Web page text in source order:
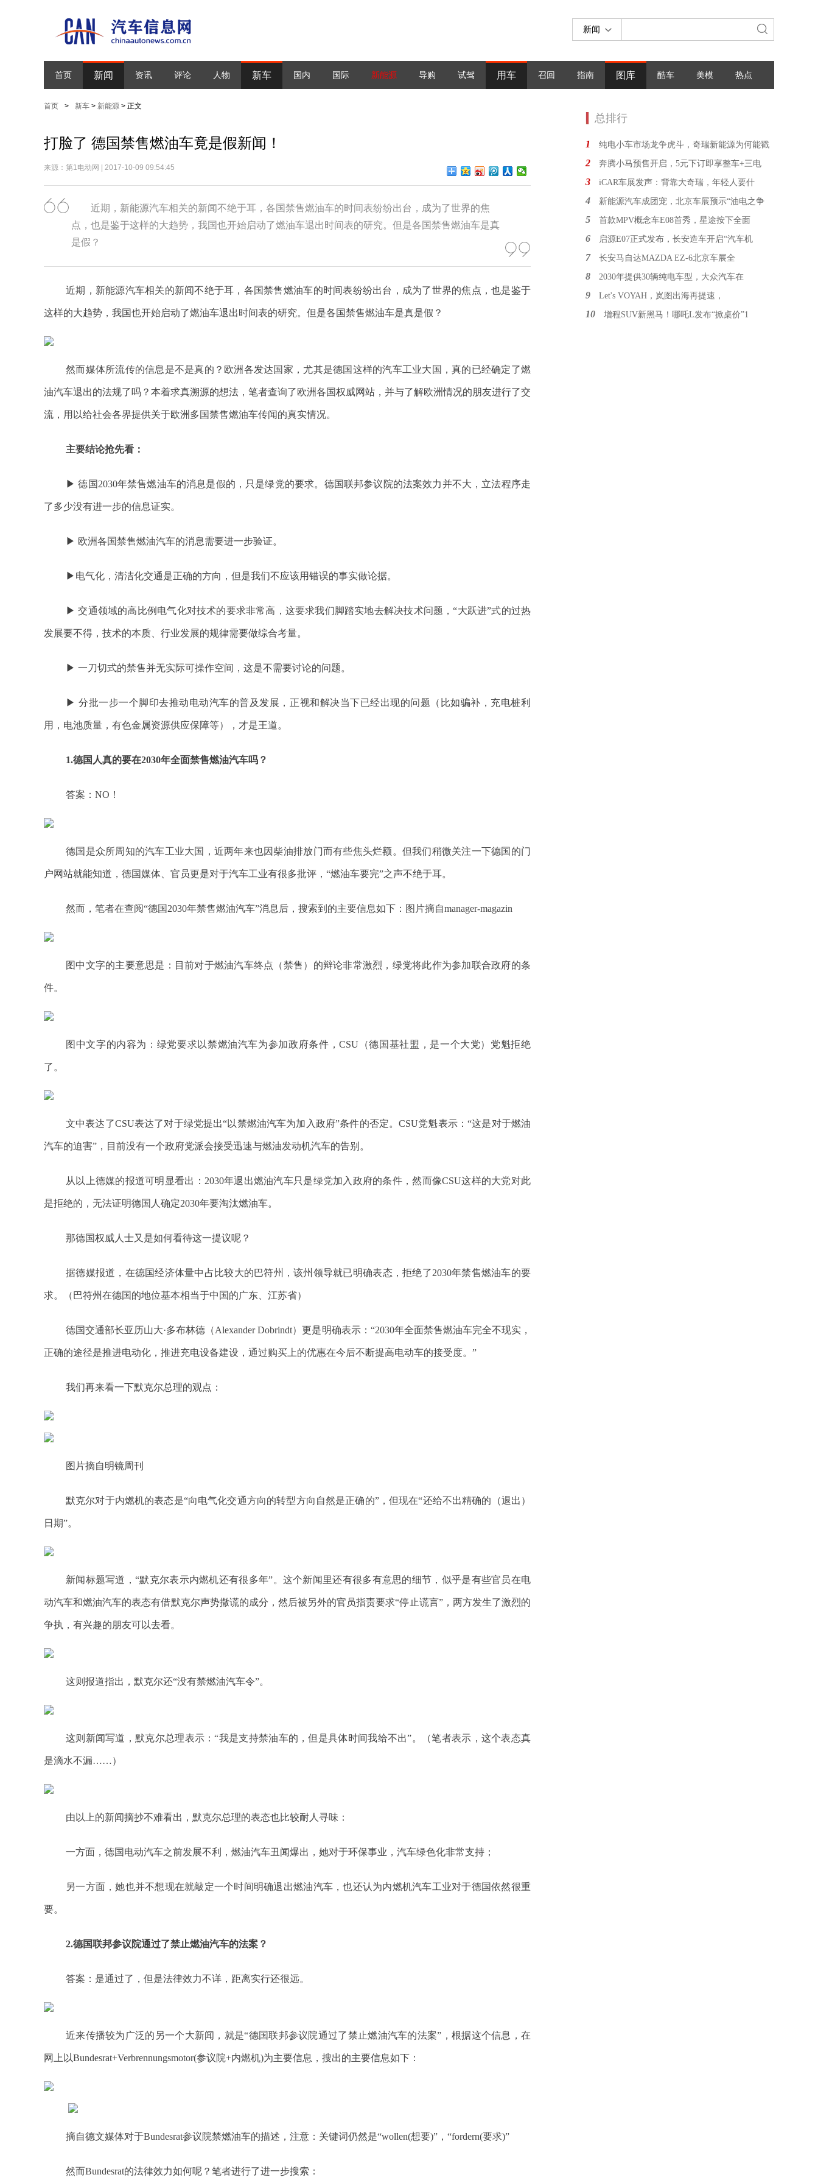
新闻
首页 新闻 资讯 评论 人物 新车 国内 国际 新能源 导购 试驾 用车 召回 指南 图库 酷车 美模 热点
首页 > 新车 > 新能源 > 正文
打脸了 德国禁售燃油车竟是假新闻！
来源：第1电动网 | 2017-10-09 09:54:45
近期，新能源汽车相关的新闻不绝于耳，各国禁售燃油车的时间表纷纷出台，成为了世界的焦
点，也是鉴于这样的大趋势，我国也开始启动了燃油车退出时间表的研究。但是各国禁售燃油车是真
是假？
近期，新能源汽车相关的新闻不绝于耳，各国禁售燃油车的时间表纷纷出台，成为了世界的焦点，也是鉴于
这样的大趋势，我国也开始启动了燃油车退出时间表的研究。但是各国禁售燃油车是真是假？
然而媒体所流传的信息是不是真的？欧洲各发达国家，尤其是德国这样的汽车工业大国，真的已经确定了燃
油汽车退出的法规了吗？本着求真溯源的想法，笔者查询了欧洲各国权威网站，并与了解欧洲情况的朋友进行了交
流，用以给社会各界提供关于欧洲多国禁售燃油车传闻的真实情况。
主要结论抢先看：
▶ 德国2030年禁售燃油车的消息是假的，只是绿党的要求。德国联邦参议院的法案效力并不大，立法程序走
了多少没有进一步的信息证实。
▶ 欧洲各国禁售燃油汽车的消息需要进一步验证。
▶电气化，清洁化交通是正确的方向，但是我们不应该用错误的事实做论据。
▶ 交通领域的高比例电气化对技术的要求非常高，这要求我们脚踏实地去解决技术问题，“大跃进”式的过热
发展要不得，技术的本质、行业发展的规律需要做综合考量。
▶ 一刀切式的禁售并无实际可操作空间，这是不需要讨论的问题。
▶ 分批一步一个脚印去推动电动汽车的普及发展，正视和解决当下已经出现的问题（比如骗补，充电桩利
用，电池质量，有色金属资源供应保障等），才是王道。
1.德国人真的要在2030年全面禁售燃油汽车吗？
答案：NO！
德国是众所周知的汽车工业大国，近两年来也因柴油排放门而有些焦头烂额。但我们稍微关注一下德国的门
户网站就能知道，德国媒体、官员更是对于汽车工业有很多批评，“燃油车要完”之声不绝于耳。
然而，笔者在查阅“德国2030年禁售燃油汽车”消息后，搜索到的主要信息如下： 图片摘自manager-magazin
图中文字的主要意思是：目前对于燃油汽车终点（禁售）的辩论非常激烈，绿党将此作为参加联合政府的条
件。
图中文字的内容为：绿党要求以禁燃油汽车为参加政府条件，CSU（德国基社盟，是一个大党）党魁拒绝
了。
文中表达了CSU表达了对于绿党提出“以禁燃油汽车为加入政府”条件的否定。CSU党魁表示：“这是对于燃油
汽车的迫害”，目前没有一个政府党派会接受迅速与燃油发动机汽车的告别。
从以上德媒的报道可明显看出：2030年退出燃油汽车只是绿党加入政府的条件，然而像CSU这样的大党对此
是拒绝的，无法证明德国人确定2030年要淘汰燃油车。
那德国权威人士又是如何看待这一提议呢？
据德媒报道，在德国经济体量中占比较大的巴符州，该州领导就已明确表态，拒绝了2030年禁售燃油车的要
求。（巴符州在德国的地位基本相当于中国的广东、江苏省）
德国交通部长亚历山大·多布林德（Alexander Dobrindt）更是明确表示：“2030年全面禁售燃油车完全不现实，
正确的途径是推进电动化，推进充电设备建设，通过购买上的优惠在今后不断提高电动车的接受度。”
我们再来看一下默克尔总理的观点：
图片摘自明镜周刊
默克尔对于内燃机的表态是“向电气化交通方向的转型方向自然是正确的”，但现在“还给不出精确的（退出）
日期”。
新闻标题写道，“默克尔表示内燃机还有很多年”。这个新闻里还有很多有意思的细节，似乎是有些官员在电
动汽车和燃油汽车的表态有借默克尔声势撒谎的成分，然后被另外的官员指责要求“停止谎言”，两方发生了激烈的
争执，有兴趣的朋友可以去看。
这则报道指出，默克尔还“没有禁燃油汽车令”。
这则新闻写道，默克尔总理表示：“我是支持禁油车的，但是具体时间我给不出”。（笔者表示，这个表态真
是滴水不漏……）
由以上的新闻摘抄不难看出，默克尔总理的表态也比较耐人寻味：
一方面，德国电动汽车之前发展不利，燃油汽车丑闻爆出，她对于环保事业，汽车绿色化非常支持；
另一方面，她也并不想现在就敲定一个时间明确退出燃油汽车，也还认为内燃机汽车工业对于德国依然很重
要。
2.德国联邦参议院通过了禁止燃油汽车的法案？
答案：是通过了，但是法律效力不详，距离实行还很远。
近来传播较为广泛的另一个大新闻，就是“德国联邦参议院通过了禁止燃油汽车的法案”，根据这个信息，在
网上以Bundesrat+Verbrennungsmotor(参议院+内燃机)为主要信息，搜出的主要信息如下：
摘自德文媒体对于Bundesrat参议院禁燃油车的描述，注意：关键词仍然是“wollen(想要)”，“fordern(要求)”
然而Bundesrat的法律效力如何呢？笔者进行了进一步搜索：
总排行
1 纯电小车市场龙争虎斗，奇瑞新能源为何能戳
2 奔腾小马预售开启，5元下订即享整车+三电
3 iCAR车展发声：背靠大奇瑞，年轻人要什
4 新能源汽车成团宠，北京车展预示“油电之争
5 首款MPV概念车E08首秀，星途按下全面
6 启源E07正式发布，长安造车开启“汽车机
7 长安马自达MAZDA EZ-6北京车展全
8 2030年提供30辆纯电车型，大众汽车在
9 Let's VOYAH，岚图出海再提速，
10 增程SUV新黑马！哪吒L发布“掀桌价”1